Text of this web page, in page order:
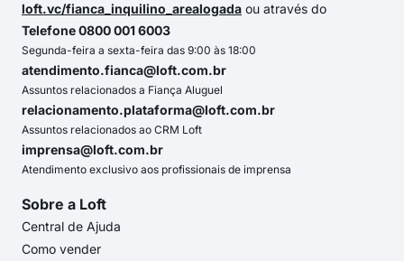
loft.vc/fianca_inquilino_arealogada ou através do
Telefone 0800 001 6003
Segunda-feira a sexta-feira das 9:00 às 18:00
atendimento.fianca@loft.com.br
Assuntos relacionados a Fiança Aluguel
relacionamento.plataforma@loft.com.br
Assuntos relacionados ao CRM Loft
imprensa@loft.com.br
Atendimento exclusivo aos profissionais de imprensa
Sobre a Loft
Central de Ajuda
Como vender